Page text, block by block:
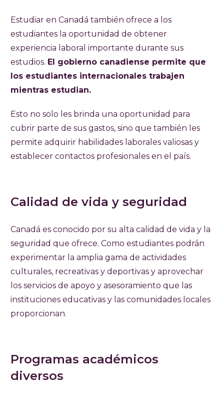
Estudiar en Canadá también ofrece a los
estudiantes la oportunidad de obtener
experiencia laboral importante durante sus
estudios. El gobierno canadiense permite que
los estudiantes internacionales trabajen
mientras estudian.
Esto no solo les brinda una oportunidad para
cubrir parte de sus gastos, sino que también les
permite adquirir habilidades laborales valiosas y
establecer contactos profesionales en el país.
Calidad de vida y seguridad
Canadá es conocido por su alta calidad de vida y la
seguridad que ofrece. Como estudiantes podrán
experimentar la amplia gama de actividades
culturales, recreativas y deportivas y aprovechar
los servicios de apoyo y asesoramiento que las
instituciones educativas y las comunidades locales
proporcionan.
Programas académicos
diversos